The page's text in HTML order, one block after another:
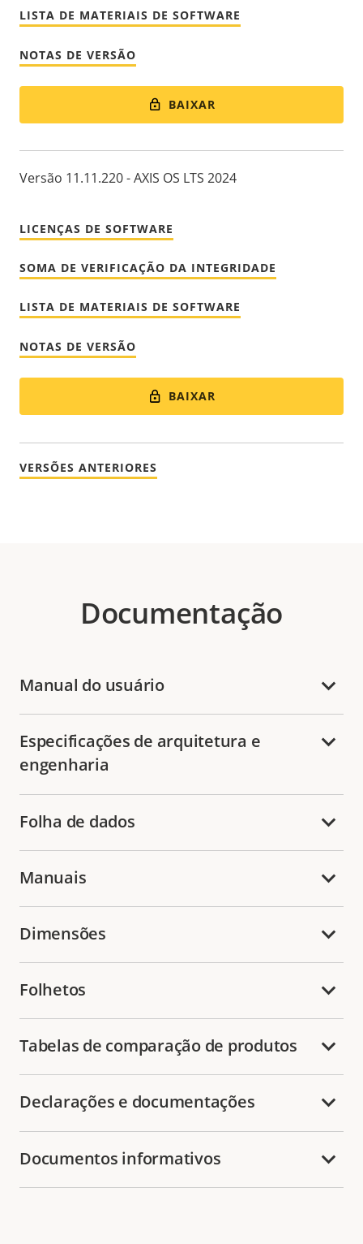
LISTA DE MATERIAIS DE SOFTWARE
NOTAS DE VERSÃO
BAIXAR
Versão 11.11.220 - AXIS OS LTS 2024
LICENÇAS DE SOFTWARE
SOMA DE VERIFICAÇÃO DA INTEGRIDADE
LISTA DE MATERIAIS DE SOFTWARE
NOTAS DE VERSÃO
BAIXAR
VERSÕES ANTERIORES
Documentação
Manual do usuário
Especificações de arquitetura e
engenharia
Folha de dados
Manuais
Dimensões
Folhetos
Tabelas de comparação de produtos
Declarações e documentações
Documentos informativos